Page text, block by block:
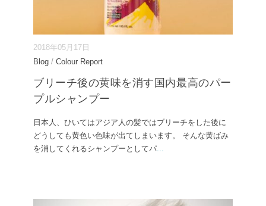
2018年05月17日
Blog / Colour Report
ブリーチ後の黄味を消す国内最高のパー
プルシャンプー
日本人、ひいてはアジア人の髪ではブリーチをした後に
どうしても黄色い色味が出てしまいます。 そんな黄ばみ
を消してくれるシャンプーとしてパ